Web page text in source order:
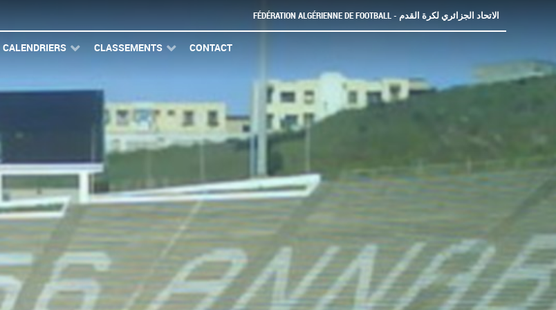
FÉDÉRATION ALGÉRIENNE DE FOOTBALL - الاتحاد الجزائري لكرة القدم
CALENDRIERS CLASSEMENTS CONTACT